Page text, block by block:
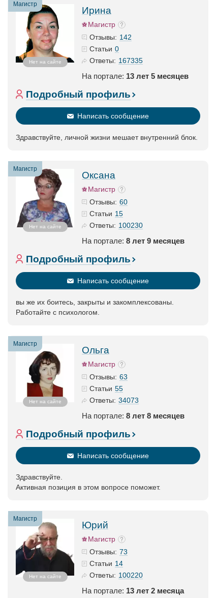
Магистр
Нет на сайте
Ирина
Магистр
Отзывы: 142
Статьи 0
Ответы: 167335
На портале: 13 лет 5 месяцев
Подробный профиль
Написать сообщение
Здравствуйте, личной жизни мешает внутренний блок.
Магистр
Нет на сайте
Оксана
Магистр
Отзывы: 60
Статьи 15
Ответы: 100230
На портале: 8 лет 9 месяцев
Подробный профиль
Написать сообщение
вы же их боитесь, закрыты и закомплексованы.
Работайте с психологом.
Магистр
Нет на сайте
Ольга
Магистр
Отзывы: 63
Статьи 55
Ответы: 34073
На портале: 8 лет 8 месяцев
Подробный профиль
Написать сообщение
Здравствуйте.
Активная позиция в этом вопросе поможет.
Магистр
Нет на сайте
Юрий
Магистр
Отзывы: 73
Статьи 14
Ответы: 100220
На портале: 13 лет 2 месяца